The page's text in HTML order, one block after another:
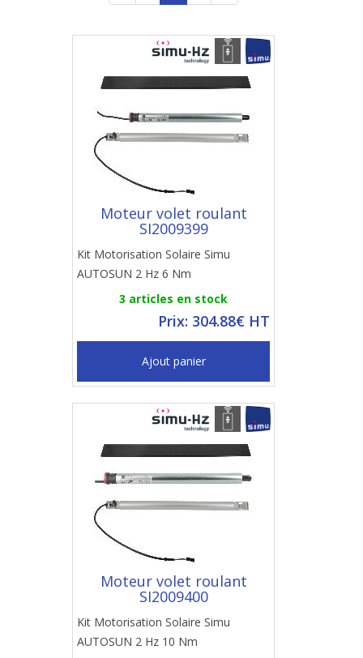
Moteur volet roulant
SI2009399
Kit Motorisation Solaire Simu
AUTOSUN 2 Hz 6 Nm
3 articles en stock
Prix: 304.88€ HT
Ajout panier
Moteur volet roulant
SI2009400
Kit Motorisation Solaire Simu
AUTOSUN 2 Hz 10 Nm